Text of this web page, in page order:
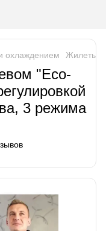
охлаждением Жилеты с
"Eco-
3 режима